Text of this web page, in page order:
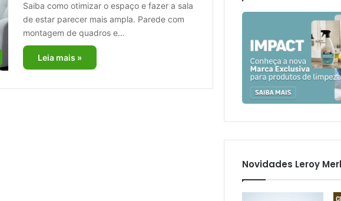
Saiba como otimizar o espaço e fazer a sala
de estar parecer mais ampla. Parede com
montagem de quadros e…
Leia mais »
Novidades Leroy